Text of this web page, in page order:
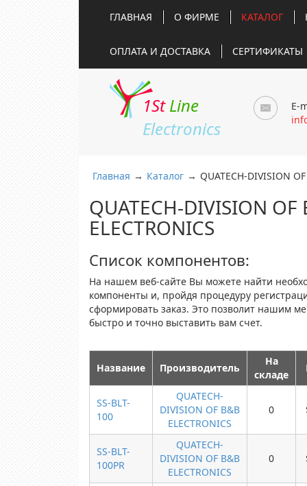
ГЛАВНАЯ О ФИРМЕ КАТАЛОГ
ОПЛАТА И ДОСТАВКА СЕРТИФИКАТЫ
1St Line
Electronics
E-
Главная → Каталог → QUATECH-DIVISION
QUATECH-DIVISION OF
ELECTRONICS
Список компонентов:
На нашем веб-сайте Вы можете найти
компоненты и, пройдя процедуру
сформировать заказ. Это позволит нашим
быстро и точно выставить вам счет.
Название Производитель
На
складе
SS-BLT-
100
QUATECH-
DIVISION OF B&B
ELECTRONICS
0
SS-BLT-
100PR
QUATECH-
DIVISION OF B&B
ELECTRONICS
0